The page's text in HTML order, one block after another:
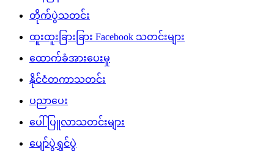
တိုက်ပွဲသတင်း
ထူးထူးခြားခြား Facebook သတင်းများ
ထောက်ခံအားပေးမှု
နိုင်ငံတကာသတင်း
ပညာပေး
ပေါ်ပြူလာသတင်းများ
ပျော်ပွဲရွှင်ပွဲ